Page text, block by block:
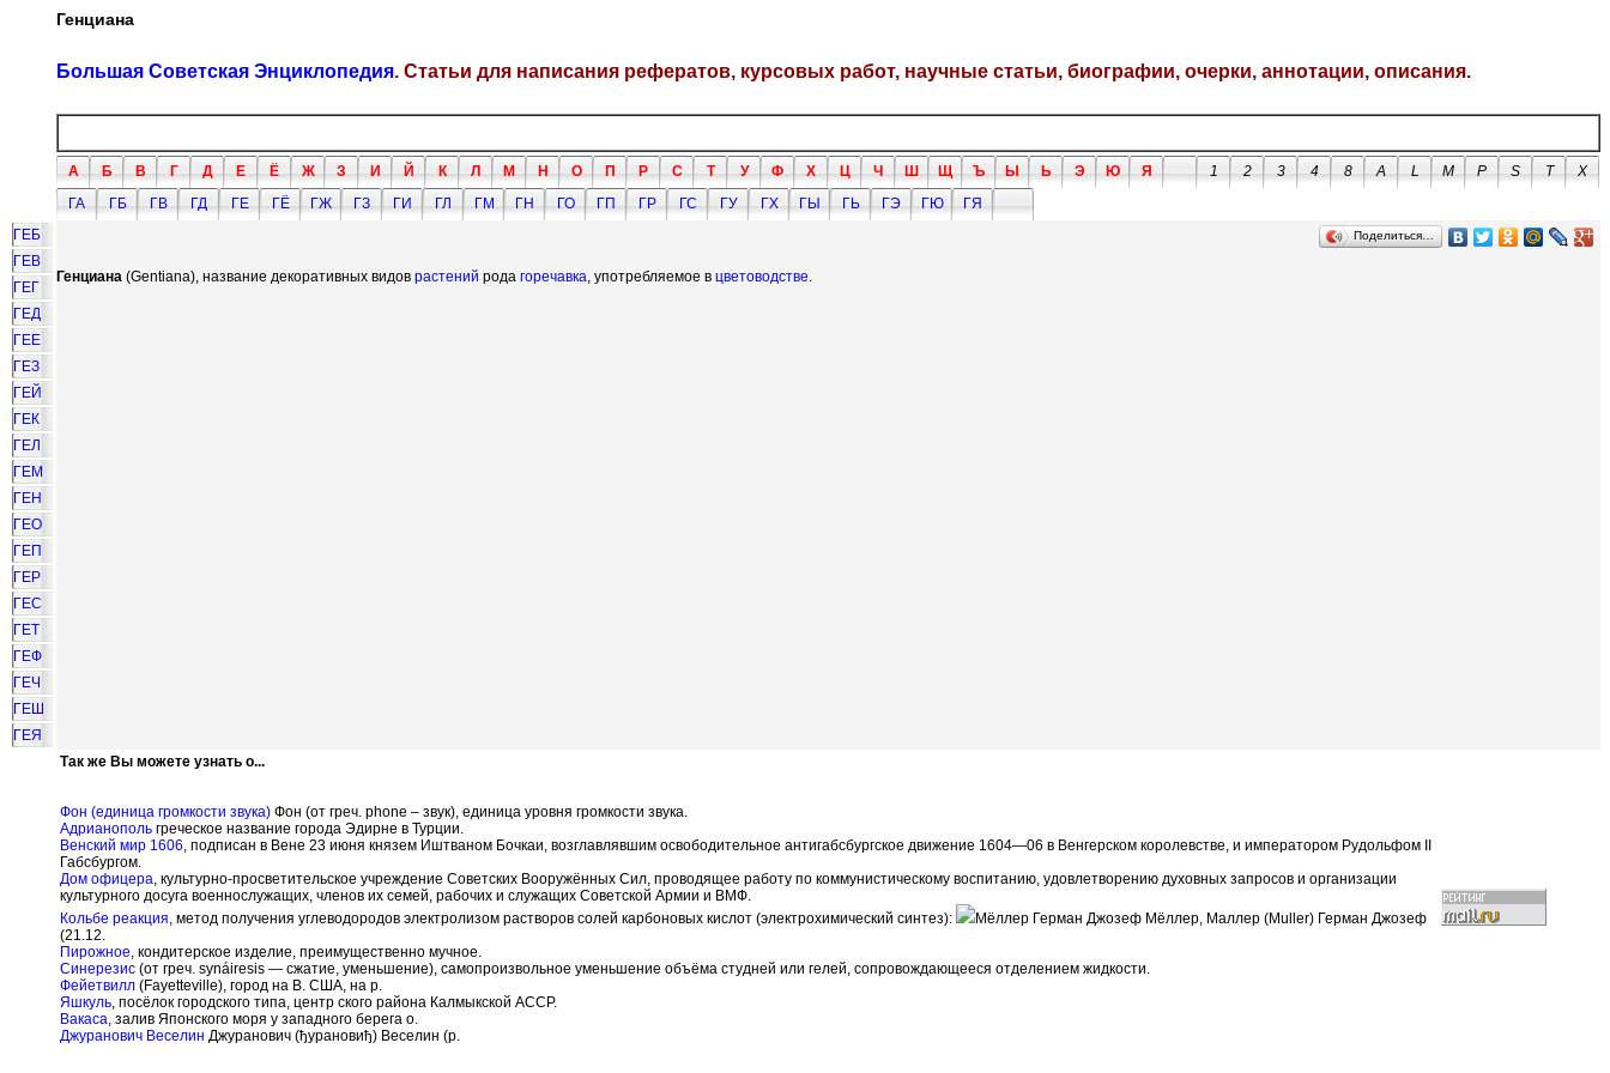
Генциана
Большая Советская Энциклопедия. Статьи для написания рефератов, курсовых работ, научные статьи, биографии, очерки, аннотации, описания.
А Б В Г Д Е Ё Ж З И Й К Л М Н О П Р С Т У Ф Х Ц Ч Ш Щ Ъ Ы Ь Э Ю Я 1 2 3 4 8 A L M P S T
X
ГА
ГБ ГВ ГД ГЕ ГЁ ГЖ ГЗ ГИ ГЛ ГМ ГН ГО ГП ГР ГС ГУ ГХ ГЫ ГЬ ГЭ ГЮ
ГЯ
ГЕБ
ГЕВ
ГЕГ
ГЕД
ГЕЕ
ГЕЗ
ГЕЙ
ГЕК
ГЕЛ
ГЕМ
ГЕН
ГЕО
ГЕП
ГЕР
ГЕС
ГЕТ
ГЕФ
ГЕЧ
ГЕШ
ГЕЯ
Поделиться…
Генциана (Gentiana), название декоративных видов растений рода горечавка, употребляемое в цветоводстве.
Так же Вы можете узнать о...
Фон (единица громкости звука) Фон (от греч. phone – звук), единица уровня громкости звука.
Адрианополь греческое название города Эдирне в Турции.
Венский мир 1606, подписан в Вене 23 июня князем Иштваном Бочкаи, возглавлявшим освободительное антигабсбургское движение 1604—06 в Венгерском королевстве, и императором Рудольфом II
Габсбургом.
Дом офицера, культурно-просветительское учреждение Советских Вооружённых Сил, проводящее работу по коммунистическому воспитанию, удовлетворению духовных запросов и организации
культурного досуга военнослужащих, членов их семей, рабочих и служащих Советской Армии и ВМФ.
Кольбе реакция, метод получения углеводородов электролизом растворов солей карбоновых кислот (электрохимический синтез):
Мёллер Герман Джозеф Мёллер, Маллер (Muller) Герман Джозеф
(21.12.
Пирожное, кондитерское изделие, преимущественно мучное.
Синерезис (от греч. synáiresis — сжатие, уменьшение), самопроизвольное уменьшение объёма студней или гелей, сопровождающееся отделением жидкости.
Фейетвилл (Fayetteville), город на В. США, на р.
Яшкуль, посёлок городского типа, центр ского района Калмыкской АССР.
Вакаса, залив Японского моря у западного берега о.
Джуранович Веселин Джуранович (ђурановиђ) Веселин (р.